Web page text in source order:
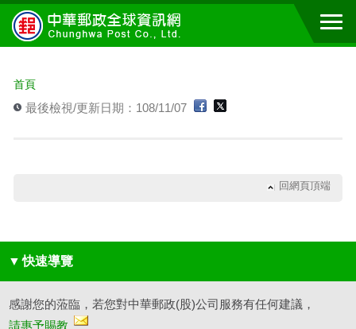
跳到主要內容區塊
首頁
最後檢視/更新日期：108/11/07
回網頁頂端
▼ 快速導覽
感謝您的蒞臨，若您對中華郵政(股)公司服務有任何建議，
請惠予賜教